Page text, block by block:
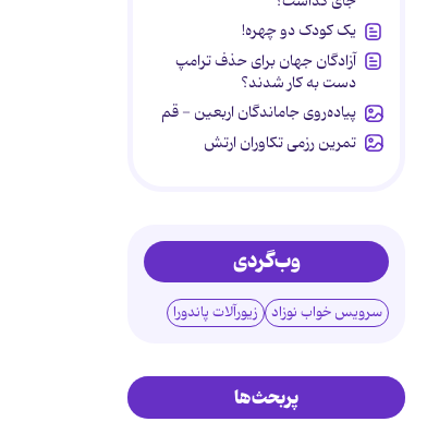
یک کودک دو چهره!
آزادگان جهان برای حذف ترامپ
دست به کار شدند؟
پیاده‌روی جاماندگان اربعین - قم
تمرین رزمی تکاوران ارتش
وب‌گردی
سرویس خواب نوزاد زیورآلات پاندورا
پربحث‌ها